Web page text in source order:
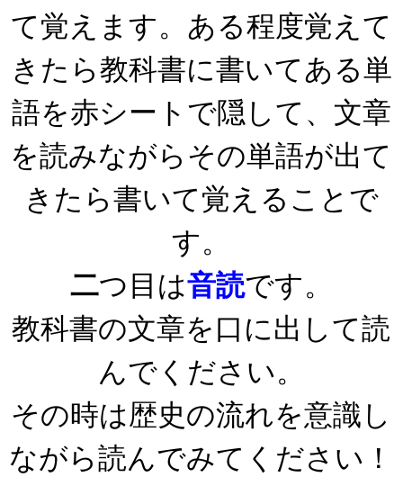
て覚えます。ある程度覚えて
きたら教科書に書いてある単
語を赤シートで隠して、文章
を読みながらその単語が出て
きたら書いて覚えることで
す。
二つ目は音読です。
教科書の文章を口に出して読
んでください。
その時は歴史の流れを意識し
ながら読んでみてください！